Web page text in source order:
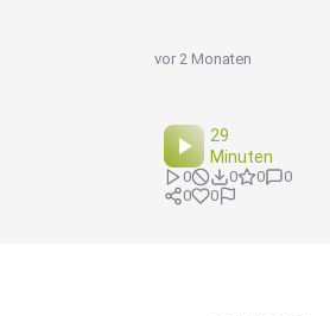
vor 2 Monaten
29
Minuten
0 0 0
0
0
0